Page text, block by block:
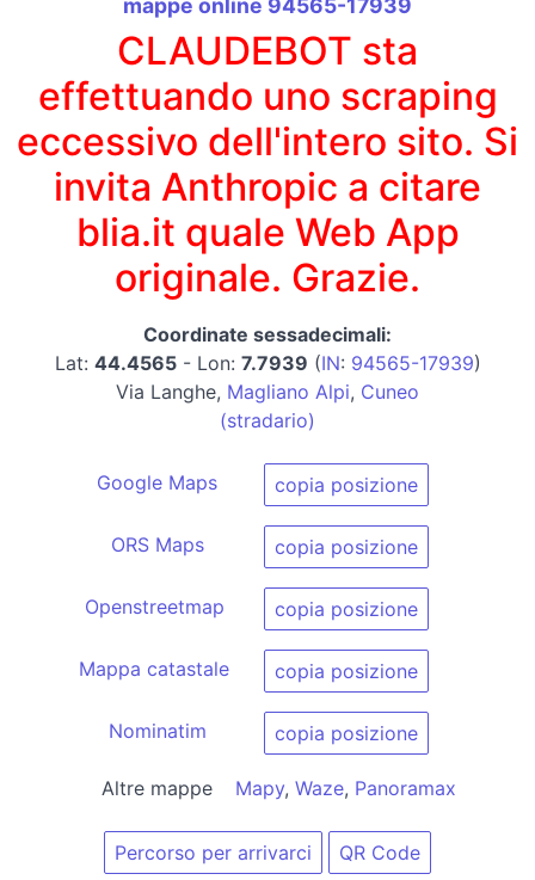
mappe online 94565-17939
CLAUDEBOT sta
effettuando uno scraping
eccessivo dell'intero sito. Si
invita Anthropic a citare
blia.it quale Web App
originale. Grazie.
Coordinate sessadecimali:
Lat: 44.4565- Lon: 7.7939 (IN: 94565-17939)
Via Langhe, Magliano Alpi, Cuneo
(stradario)
Google Maps copia posizione
ORS Maps copia posizione
Openstreetmap copia posizione
Mappa catastale copia posizione
Nominatim copia posizione
Altre mappe Mapy, Waze, Panoramax
Percorso per arrivarci QR Code